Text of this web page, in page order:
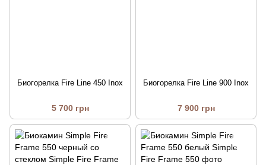
Биогорелка Fire Line 450 Inox
5 700 грн
Биогорелка Fire Line 900 Inox
7 900 грн